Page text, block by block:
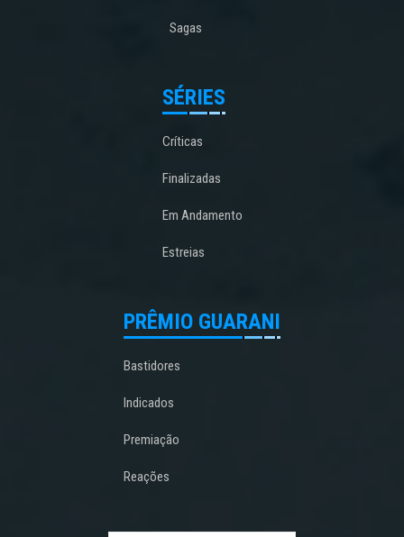
Sagas
SÉRIES
Críticas
Finalizadas
Em Andamento
Estreias
PRÊMIO GUARANI
Bastidores
Indicados
Premiação
Reações